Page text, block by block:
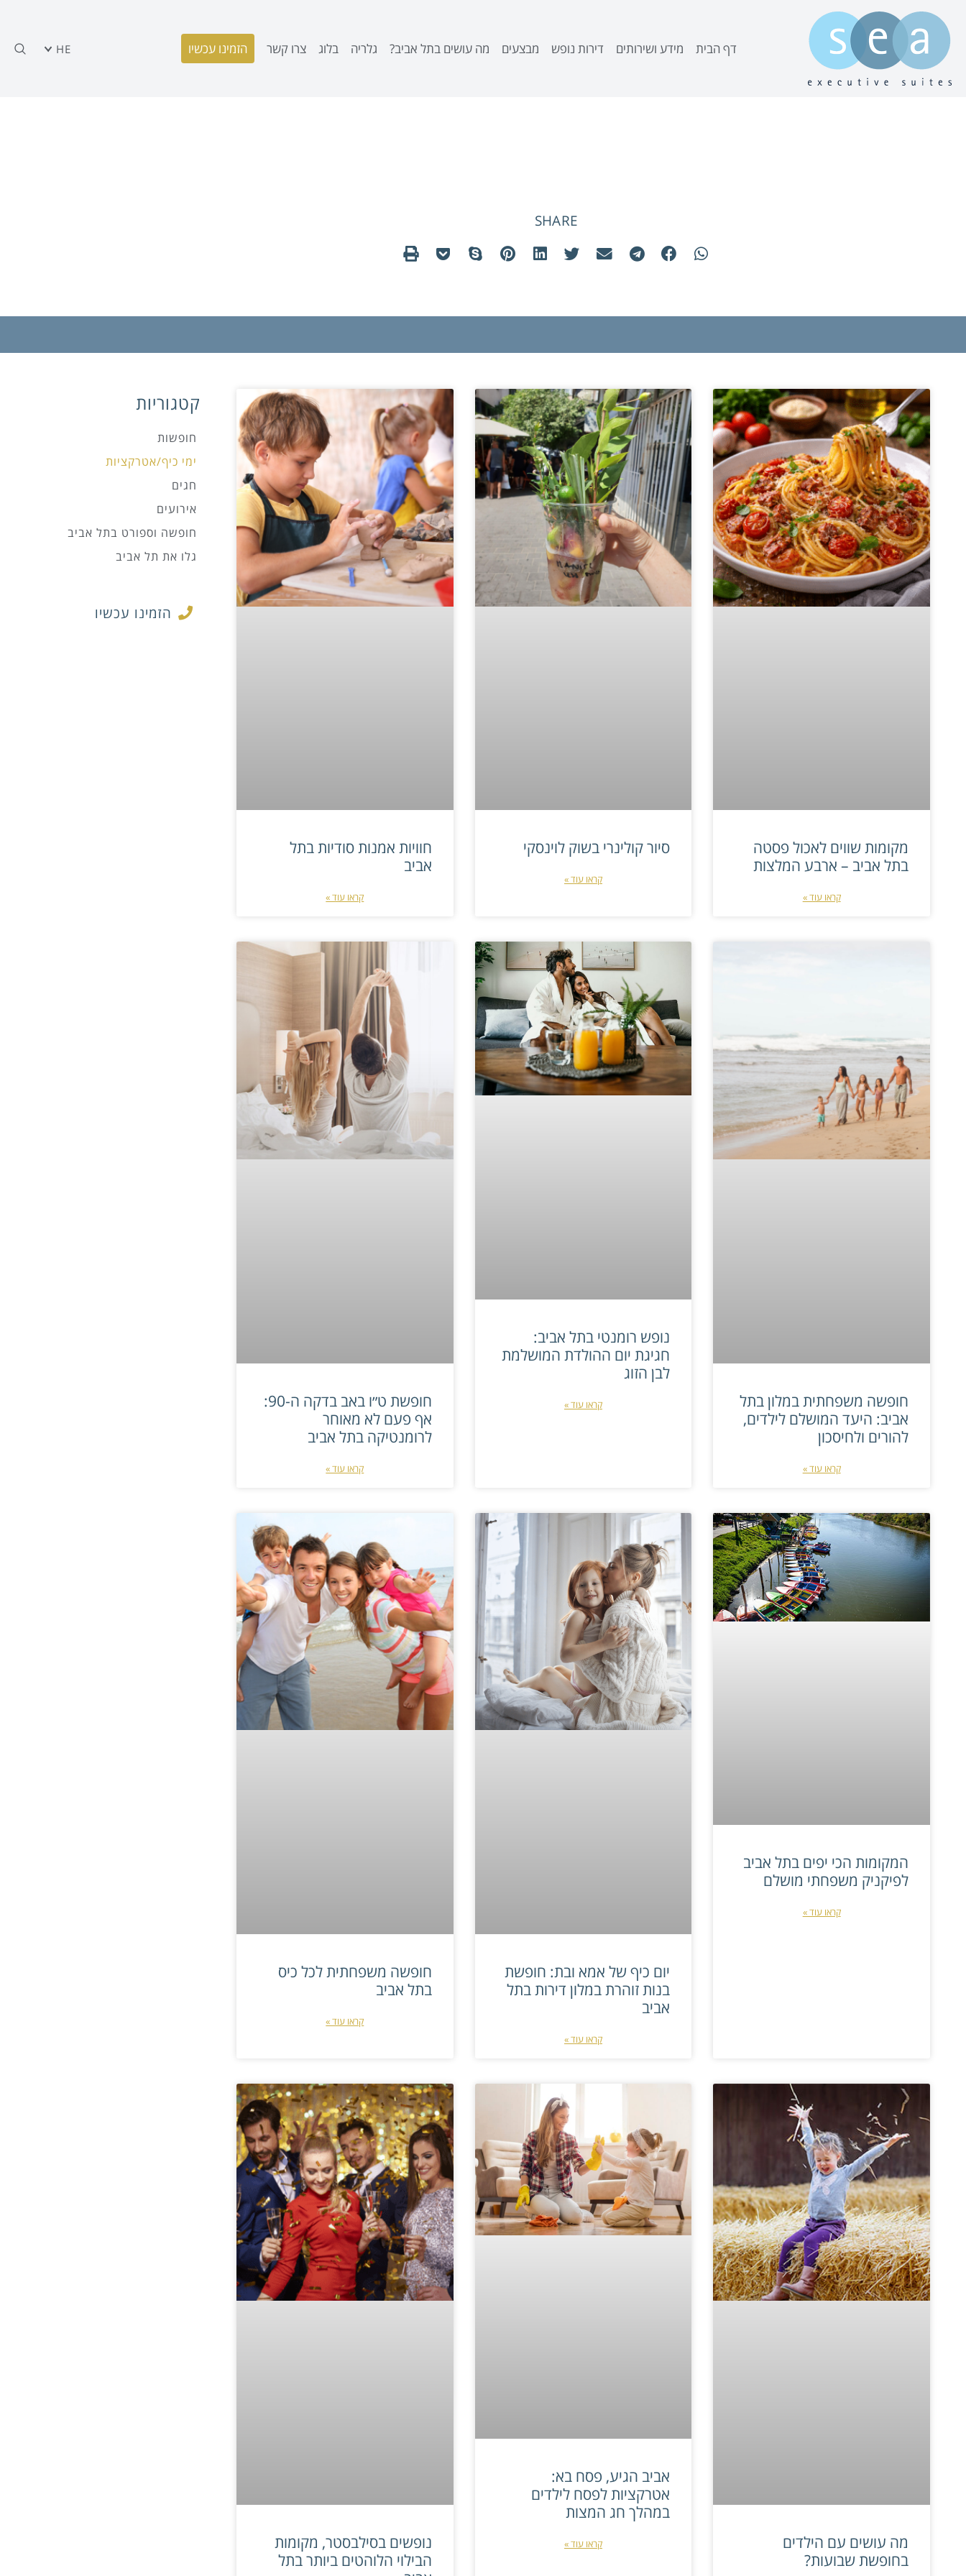
HE דף הבית מידע ושירותים דירות נופש מבצעים מה עושים בתל אביב? גלריה בלוג צרו קשר הזמינו עכשיו
SHARE
מקומות שווים לאכול פסטה
בתל אביב – ארבע המלצות
קראו עוד »
סיור קולינרי בשוק לוינסקי
קראו עוד »
חוויות אמנות סודיות בתל
אביב
קראו עוד »
חופשה משפחתית במלון בתל
אביב: היעד המושלם לילדים,
להורים ולחיסכון
קראו עוד »
נופש רומנטי בתל אביב:
חגיגת יום ההולדת המושלמת
לבן הזוג
קראו עוד »
חופשת ט״ו באב בדקה ה-90:
אף פעם לא מאוחר
לרומנטיקה בתל אביב
קראו עוד »
המקומות הכי יפים בתל אביב
לפיקניק משפחתי מושלם
קראו עוד »
יום כיף של אמא ובת: חופשת
בנות זוהרת במלון דירות בתל
אביב
קראו עוד »
חופשה משפחתית לכל כיס
בתל אביב
קראו עוד »
מה עושים עם הילדים
בחופשת שבועות?
אביב הגיע, פסח בא:
אטרקציות לפסח לילדים
במהלך חג המצות
קראו עוד »
נופשים בסילבסטר, מקומות
הבילוי הלוהטים ביותר בתל
קטגוריות
חופשות
ימי כיף/אטרקציות
חגים
אירועים
חופשה וספורט בתל אביב
גלו את תל אביב
הזמינו עכשיו